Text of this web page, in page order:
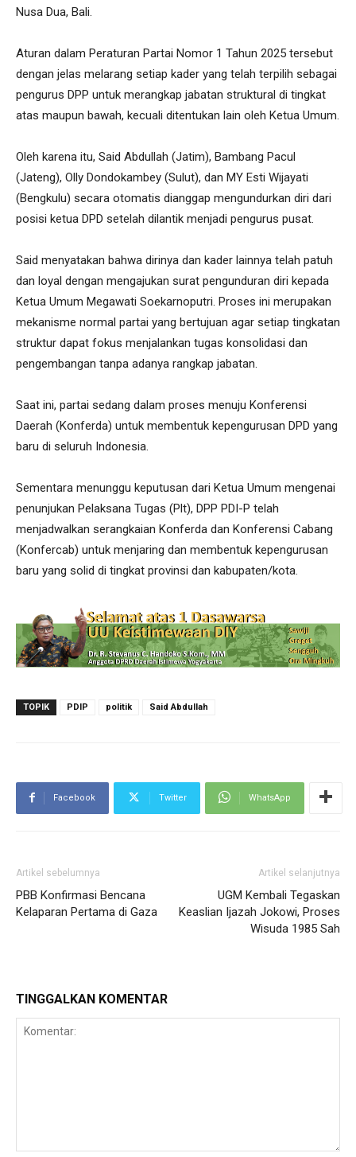
Nusa Dua, Bali.
Aturan dalam Peraturan Partai Nomor 1 Tahun 2025 tersebut
dengan jelas melarang setiap kader yang telah terpilih sebagai
pengurus DPP untuk merangkap jabatan struktural di tingkat
atas maupun bawah, kecuali ditentukan lain oleh Ketua Umum.
Oleh karena itu, Said Abdullah (Jatim), Bambang Pacul
(Jateng), Olly Dondokambey (Sulut), dan MY Esti Wijayati
(Bengkulu) secara otomatis dianggap mengundurkan diri dari
posisi ketua DPD setelah dilantik menjadi pengurus pusat.
Said menyatakan bahwa dirinya dan kader lainnya telah patuh
dan loyal dengan mengajukan surat pengunduran diri kepada
Ketua Umum Megawati Soekarnoputri. Proses ini merupakan
mekanisme normal partai yang bertujuan agar setiap tingkatan
struktur dapat fokus menjalankan tugas konsolidasi dan
pengembangan tanpa adanya rangkap jabatan.
Saat ini, partai sedang dalam proses menuju Konferensi
Daerah (Konferda) untuk membentuk kepengurusan DPD yang
baru di seluruh Indonesia.
Sementara menunggu keputusan dari Ketua Umum mengenai
penunjukan Pelaksana Tugas (Plt), DPP PDI-P telah
menjadwalkan serangkaian Konferda dan Konferensi Cabang
(Konfercab) untuk menjaring dan membentuk kepengurusan
baru yang solid di tingkat provinsi dan kabupaten/kota.
TOPIK PDIP politik Said Abdullah
Facebook Twitter WhatsApp
Artikel sebelumnya
PBB Konfirmasi Bencana
Kelaparan Pertama di Gaza
Artikel selanjutnya
UGM Kembali Tegaskan
Keaslian Ijazah Jokowi, Proses
Wisuda 1985 Sah
TINGGALKAN KOMENTAR